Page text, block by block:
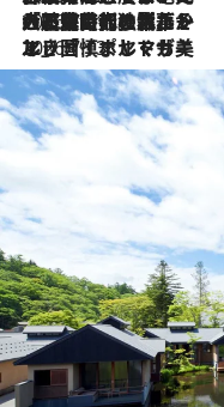
2026.7.21
大航海時代の栄華から、震災、独裁、そして革命へ。ポルトガル・首都リスボンの石畳に刻まれた「歴史の光と影」
2026.7.13
エッセイ・ヤマザキマリ「慎ましくも美しき国 ポルトガル」